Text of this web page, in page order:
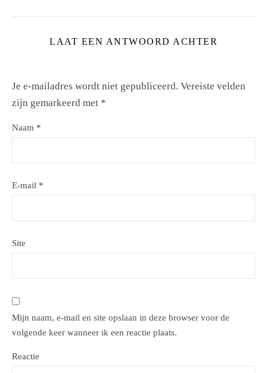
LAAT EEN ANTWOORD ACHTER
Je e-mailadres wordt niet gepubliceerd. Vereiste velden
zijn gemarkeerd met *
Naam *
E-mail *
Site
Mijn naam, e-mail en site opslaan in deze browser voor de
volgende keer wanneer ik een reactie plaats.
Reactie